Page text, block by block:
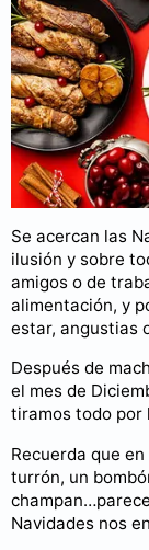
Se acercan las
ilusión y sobre
amigos o de
alimentación, y
estar, angustias
Después de
el mes de
tiramos todo por
Recuerda que
turrón, un
Navidades nos